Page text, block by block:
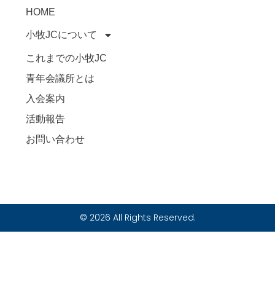
HOME
小牧JCについて
これまでの小牧JC
青年会議所とは
入会案内
活動報告
お問い合わせ
© 2026 All Rights Reserved.